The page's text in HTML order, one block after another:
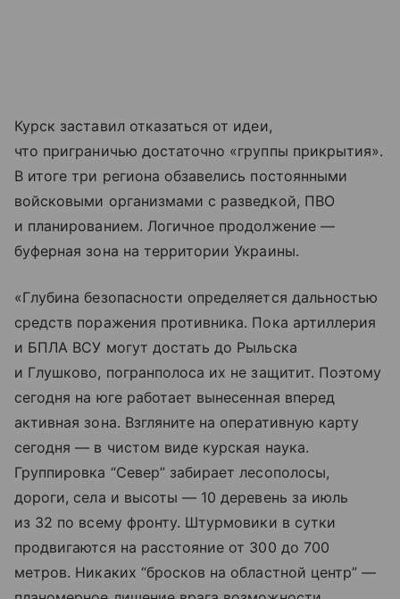
Курск заставил отказаться от идеи,
что приграничью достаточно «группы прикрытия».
В итоге три региона обзавелись постоянными
войсковыми организмами с разведкой, ПВО
и планированием. Логичное продолжение —
буферная зона на территории Украины.
«Глубина безопасности определяется дальностью
средств поражения противника. Пока артиллерия
и БПЛА ВСУ могут достать до Рыльска
и Глушково, погранполоса их не защитит. Поэтому
сегодня на юге работает вынесенная вперед
активная зона. Взгляните на оперативную карту
сегодня — в чистом виде курская наука.
Группировка “Север” забирает лесополосы,
дороги, села и высоты — 10 деревень за июль
из 32 по всему фронту. Штурмовики в сутки
продвигаются на расстояние от 300 до 700
метров. Никаких “бросков на областной центр” —